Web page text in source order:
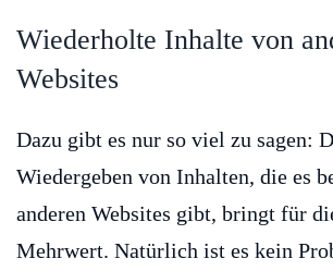
Wiederholte Inhalte von
Websites
Dazu gibt es nur so viel zu sagen:
Wiedergeben von Inhalten, die es
anderen Websites gibt, bringt für
Mehrwert. Natürlich ist es kein